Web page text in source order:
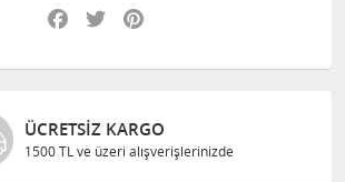
Facebook
Twitter
ÜCRETSIZ KARGO
1500 TL ve üzeri alışverişlerinizde